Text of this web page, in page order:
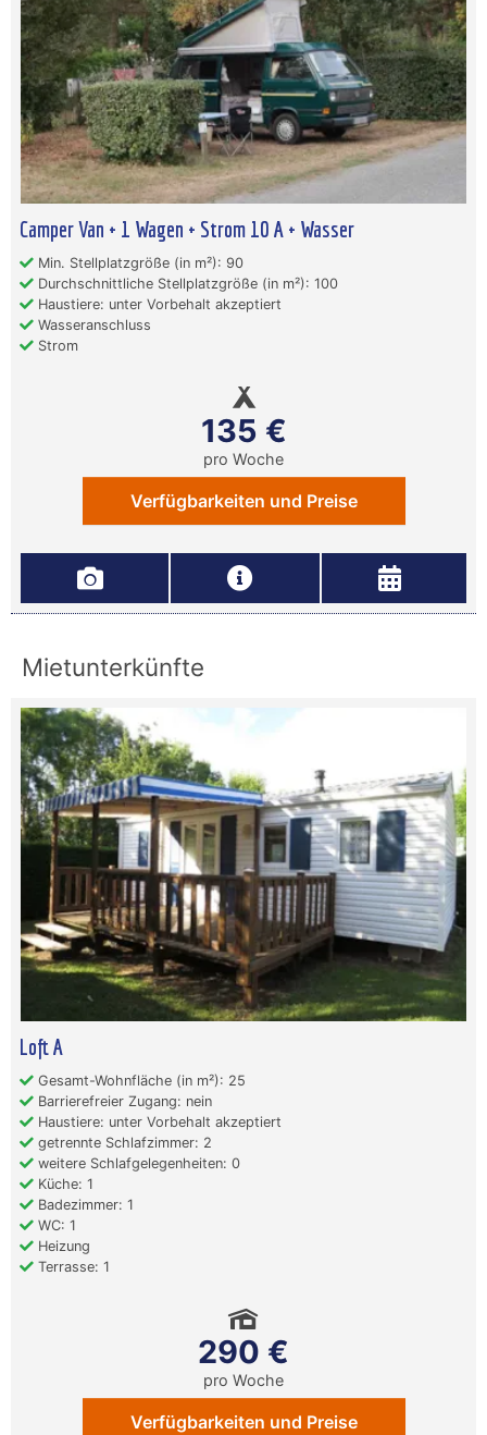
Camper Van + 1 Wagen + Strom 10 A + Wasser
Min. Stellplatzgröße (in m²): 90
Durchschnittliche Stellplatzgröße (in m²): 100
Haustiere: unter Vorbehalt akzeptiert
Wasseranschluss
Strom
135 €
pro Woche
Verfügbarkeiten und Preise
Mietunterkünfte
Loft A
Gesamt-Wohnfläche (in m²): 25
Barrierefreier Zugang: nein
Haustiere: unter Vorbehalt akzeptiert
getrennte Schlafzimmer: 2
weitere Schlafgelegenheiten: 0
Küche: 1
Badezimmer: 1
WC: 1
Heizung
Terrasse: 1
290 €
pro Woche
Verfügbarkeiten und Preise